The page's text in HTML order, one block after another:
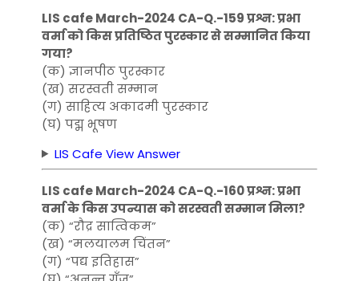
LIS cafe March-2024 CA-Q.-159 प्रश्न: प्रभा
वर्मा को किस प्रतिष्ठित पुरस्कार से सम्मानित किया
गया?
(क) ज्ञानपीठ पुरस्कार
(ख) सरस्वती सम्मान
(ग) साहित्य अकादमी पुरस्कार
(घ) पद्म भूषण
LIS Cafe View Answer
LIS cafe March-2024 CA-Q.-160 प्रश्न: प्रभा
वर्मा के किस उपन्यास को सरस्वती सम्मान मिला?
(क) “रौद्र सात्विकम”
(ख) “मलयालम चिंतन”
(ग) “पद्य इतिहास”